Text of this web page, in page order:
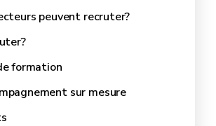
peuvent recruter?
formation
sur mesure